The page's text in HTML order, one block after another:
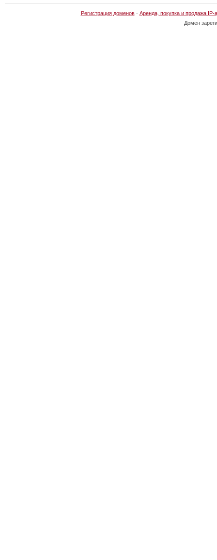
Регистрация доменов· Аренда, покупка и продажа IP-
Домен